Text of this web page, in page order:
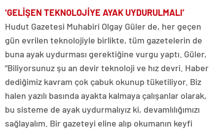
‘GELİŞEN TEKNOLOJİYE AYAK UYDURULMALI’
Hudut Gazetesi Muhabiri Olgay Güler de, her geçen
gün evrilen teknolojiyle birlikte, tüm gazetelerin de
buna ayak uydurması gerektiğine vurgu yaptı. Güler,
“Biliyorsunuz şu an devir teknoloji ve hız devri. Haber
dediğimiz kavram çok çabuk okunup tüketiliyor. Biz
halen yazılı basında ayakta kalmaya çalışanlar olarak,
bu sisteme de ayak uydurmalıyız ki, devamlılığımızı
sağlayalım. Bir gazeteyi eline alıp okumanın keyfi